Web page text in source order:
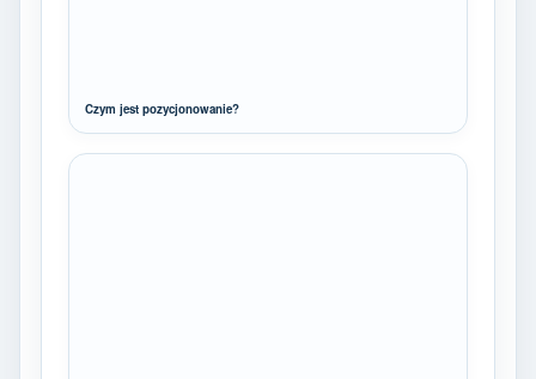
Czym jest pozycjonowanie?